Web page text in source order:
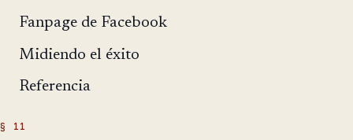
Fanpage de Facebook
Midiendo el éxito
Referencia